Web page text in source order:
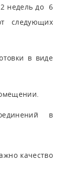
недель до 6
следующих
в виде
в
качество